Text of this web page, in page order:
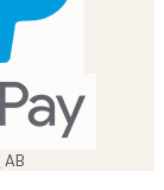
AB